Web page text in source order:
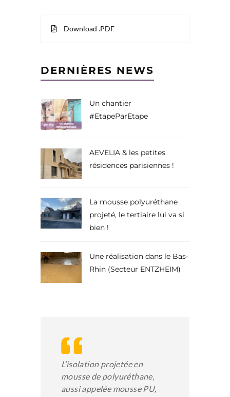
Download .PDF
DERNIÈRES NEWS
Un chantier
#EtapeParEtape
AEVELIA & les petites
résidences parisiennes !
La mousse polyuréthane
projeté, le tertiaire lui va si
bien !
Une réalisation dans le Bas-
Rhin (Secteur ENTZHEIM)
L’isolation projetée en
mousse de polyuréthane,
aussi appelée mousse PU,